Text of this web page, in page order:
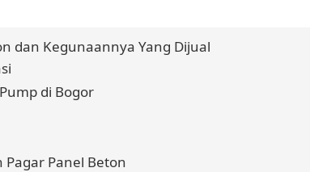
dan Kegunaannya Yang Dijual
di Bogor
Panel Beton